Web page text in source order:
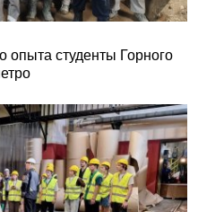
опыта студенты Горного